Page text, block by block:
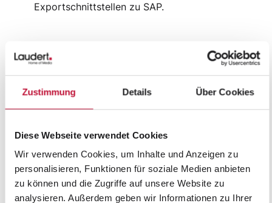
Zustimmung Details Über Cookies
Diese Webseite verwendet Cookies
Wir verwenden Cookies, um Inhalte und Anzeigen zu
personalisieren, Funktionen für soziale Medien anbieten
zu können und die Zugriffe auf unsere Website zu
analysieren. Außerdem geben wir Informationen zu Ihrer
Exportschnittstellen zu SAP.
Das größte Contentserv-PIM:
500.000 Media Assets, 200.000
Artikel
– insbesondere zum Umgang mit
Contentserv und die Durchführung von
Printproduktionen, die Laudert umgesetzt
hat, fanden die ersten Trainings bei Häfele